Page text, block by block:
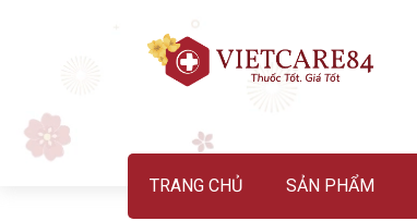
TRANG CHỦ SẢN PHẨM